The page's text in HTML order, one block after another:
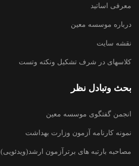
معرفی اساتید
درباره موسسه معین
نقشه سایت
کلاسهای در شرف تشکیل ونکته وتست
بحث وتبادل نظر
انجمن گفتگوی موسسه معین
نمونه کارنامه آزمون وزارت بهداشت
مصاحبه بارتبه های برترآزمون ارشد(ویدئویی)